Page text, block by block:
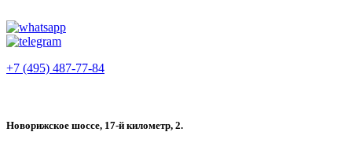
+7 (495) 487-77-84
Новорижское шоссе, 17-й километр, 2.